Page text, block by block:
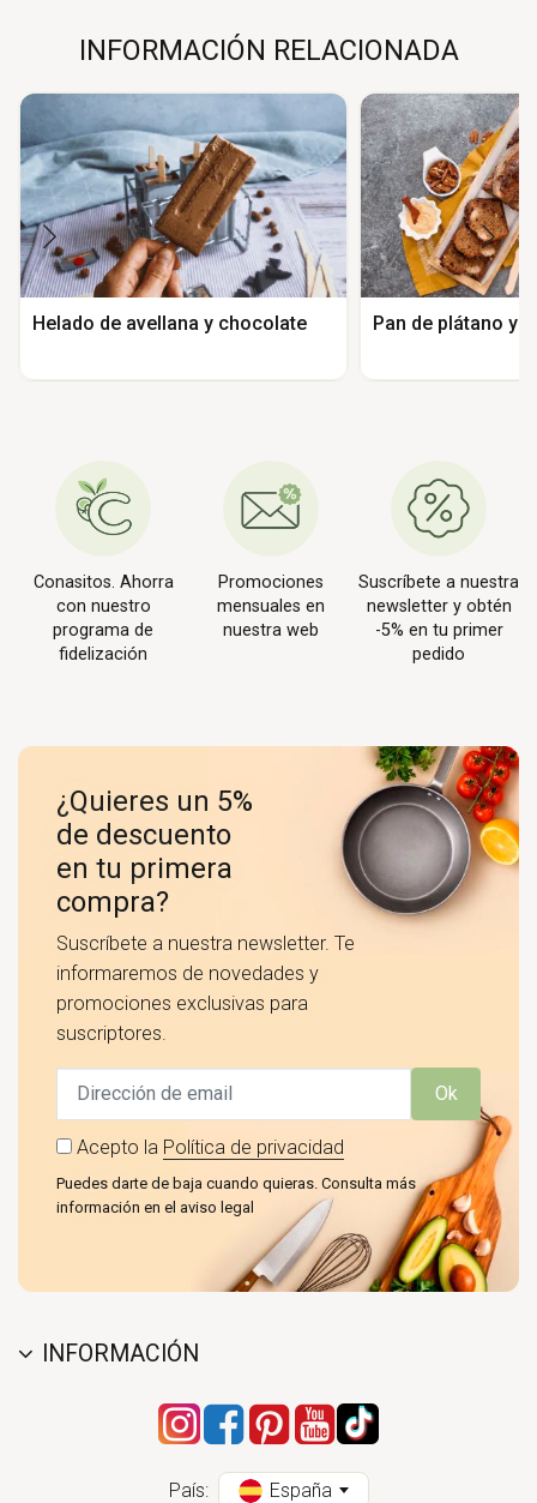
INFORMACIÓN RELACIONADA
Helado de avellana y chocolate Pan de plátano y
Conasitos. Ahorra
con nuestro
programa de
fidelización
Promociones
mensuales en
nuestra web
Suscríbete a nuestra
newsletter y obtén
-5% en tu primer
pedido
¿Quieres un 5%
de descuento
en tu primera
compra?
Suscríbete a nuestra newsletter. Te
informaremos de novedades y
promociones exclusivas para
suscriptores.
Ok
Acepto la Política de privacidad
Puedes darte de baja cuando quieras. Consulta más
información en el aviso legal
INFORMACIÓN
País: España